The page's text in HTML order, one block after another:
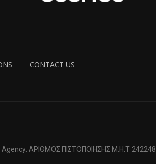
CONTACT US
Agency. ΑΡΙΘΜΟΣ ΠΙΣΤΟΠΟΙΗΣΗΣ Μ.Η.Τ 242248